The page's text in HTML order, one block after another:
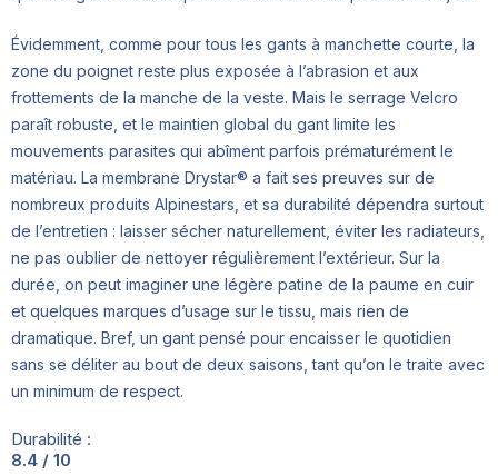
Évidemment, comme pour tous les gants à manchette courte, la
zone du poignet reste plus exposée à l’abrasion et aux
frottements de la manche de la veste. Mais le serrage Velcro
paraît robuste, et le maintien global du gant limite les
mouvements parasites qui abîment parfois prématurément le
matériau. La membrane Drystar® a fait ses preuves sur de
nombreux produits Alpinestars, et sa durabilité dépendra surtout
de l’entretien : laisser sécher naturellement, éviter les radiateurs,
ne pas oublier de nettoyer régulièrement l’extérieur. Sur la
durée, on peut imaginer une légère patine de la paume en cuir
et quelques marques d’usage sur le tissu, mais rien de
dramatique. Bref, un gant pensé pour encaisser le quotidien
sans se déliter au bout de deux saisons, tant qu’on le traite avec
un minimum de respect.
Durabilité :
8.4 / 10